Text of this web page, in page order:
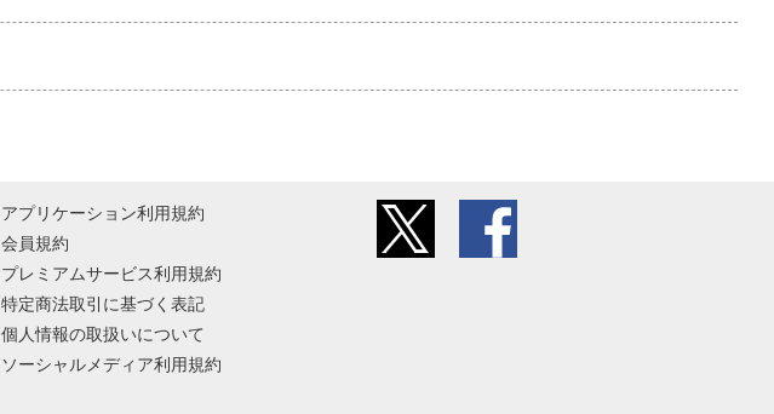
アプリケーション利用規約
会員規約
プレミアムサービス利用規約
特定商法取引に基づく表記
個人情報の取扱いについて
ソーシャルメディア利用規約